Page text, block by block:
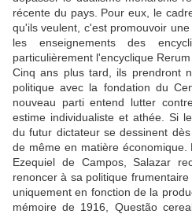
récente du pays. Pour eux, le
qu'ils veulent, c'est promouvoir
les enseignements des
particulièrement l'encyclique
Cinq ans plus tard, ils prendront
politique avec la fondation du
nouveau parti entend lutter
estime individualiste et athée. Si
du futur dictateur se dessinent
de même en matière
Ezequiel de Campos, Salazar
renoncer à sa politique
uniquement en fonction de la
mémoire de 1916, Questão